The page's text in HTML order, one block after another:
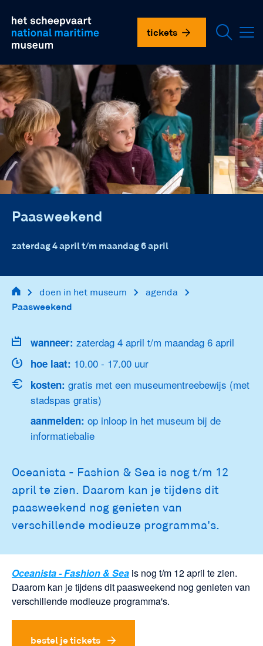
naar
inhoud
gaan
het
scheepvaartmuseum
tickets
plan je bezoek
onderzoek en collectie
over ons
vnhsm
main
Paasweekend
zaterdag 4 april t/m maandag 6 april
doen in het museum
agenda
Paasweekend
wanneer: zaterdag 4 april t/m maandag 6 april
hoe laat: 10.00 - 17.00 uur
kosten: gratis met een museumentreebewijs (met
stadspas gratis)
aanmelden: op inloop in het museum bij de
informatiebalie
Oceanista - Fashion & Sea is nog t/m 12
april te zien. Daarom kan je tijdens dit
paasweekend nog genieten van
verschillende modieuze programma's.
Oceanista - Fashion & Sea is nog t/m 12 april te zien.
Daarom kan je tijdens dit paasweekend nog genieten van
verschillende modieuze programma's.
bestel je tickets